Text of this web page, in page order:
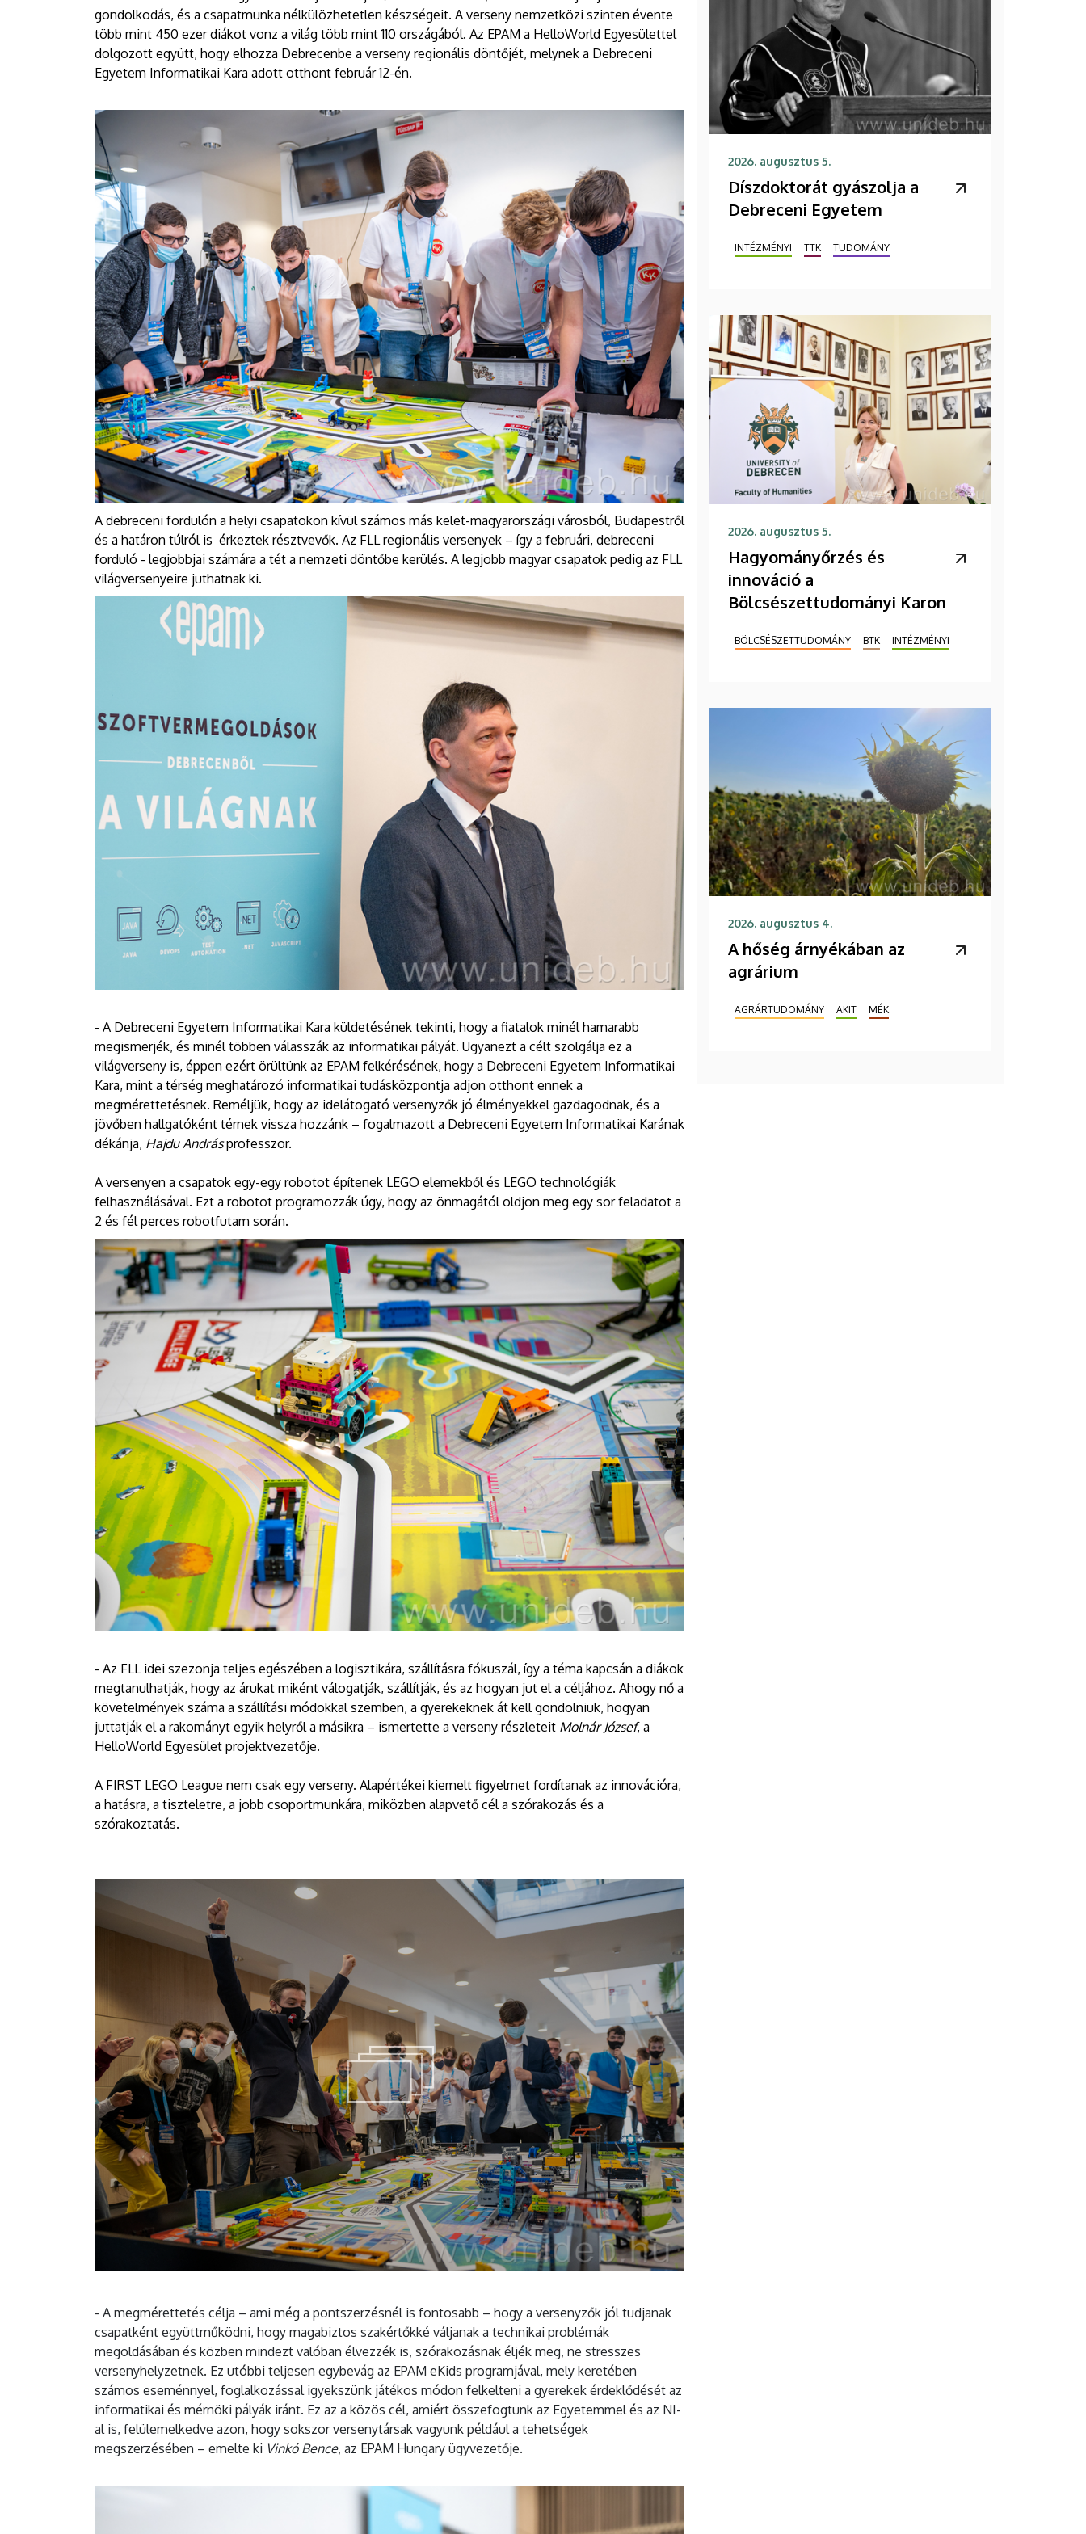
gondolkodás, és a csapatmunka nélkülözhetetlen készségeit. A verseny nemzetközi szinten évente
több mint 450 ezer diákot vonz a világ több mint 110 országából. Az EPAM a HelloWorld Egyesülettel
dolgozott együtt, hogy elhozza Debrecenbe a verseny regionális döntőjét, melynek a Debreceni
Egyetem Informatikai Kara adott otthont február 12-én.
A debreceni fordulón a helyi csapatokon kívül számos más kelet-magyarországi városból, Budapestről
és a határon túlról is érkeztek résztvevők. Az FLL regionális versenyek – így a februári, debreceni
forduló - legjobbjai számára a tét a nemzeti döntőbe kerülés. A legjobb magyar csapatok pedig az FLL
világversenyeire juthatnak ki.
- A Debreceni Egyetem Informatikai Kara küldetésének tekinti, hogy a fiatalok minél hamarabb
megismerjék, és minél többen válasszák az informatikai pályát. Ugyanezt a célt szolgálja ez a
világverseny is, éppen ezért örültünk az EPAM felkérésének, hogy a Debreceni Egyetem Informatikai
Kara, mint a térség meghatározó informatikai tudásközpontja adjon otthont ennek a
megmérettetésnek. Reméljük, hogy az idelátogató versenyzők jó élményekkel gazdagodnak, és a
jövőben hallgatóként térnek vissza hozzánk – fogalmazott a Debreceni Egyetem Informatikai Karának
dékánja, Hajdu Andrásprofesszor.
A versenyen a csapatok egy-egy robotot építenek LEGO elemekből és LEGO technológiák
felhasználásával. Ezt a robotot programozzák úgy, hogy az önmagától oldjon meg egy sor feladatot a
2 és fél perces robotfutam során.
- Az FLL idei szezonja teljes egészében a logisztikára, szállításra fókuszál, így a téma kapcsán a diákok
megtanulhatják, hogy az árukat miként válogatják, szállítják, és az hogyan jut el a céljához. Ahogy nő a
követelmények száma a szállítási módokkal szemben, a gyerekeknek át kell gondolniuk, hogyan
juttatják el a rakományt egyik helyről a másikra – ismertette a verseny részleteit Molnár József, a
HelloWorld Egyesület projektvezetője.
A FIRST LEGO League nem csak egy verseny. Alapértékei kiemelt figyelmet fordítanak az innovációra,
a hatásra, a tiszteletre, a jobb csoportmunkára, miközben alapvető cél a szórakozás és a
szórakoztatás.
- A megmérettetés célja – ami még a pontszerzésnél is fontosabb – hogy a versenyzők jól tudjanak
csapatként együttműködni, hogy magabiztos szakértőkké váljanak a technikai problémák
megoldásában és közben mindezt valóban élvezzék is, szórakozásnak éljék meg, ne stresszes
versenyhelyzetnek. Ez utóbbi teljesen egybevág az EPAM eKids programjával, mely keretében
számos eseménnyel, foglalkozással igyekszünk játékos módon felkelteni a gyerekek érdeklődését az
informatikai és mérnöki pályák iránt. Ez az a közös cél, amiért összefogtunk az Egyetemmel és az NI-
al is, felülemelkedve azon, hogy sokszor versenytársak vagyunk például a tehetségek
megszerzésében – emelte ki Vinkó Bence, az EPAM Hungary ügyvezetője.
2026. augusztus 5.
Díszdoktorát gyászolja a
Debreceni Egyetem
INTÉZMÉNYI TTK TUDOMÁNY
2026. augusztus 5.
Hagyományőrzés és
innováció a
Bölcsészettudományi Karon
BÖLCSÉSZETTUDOMÁNY BTK INTÉZMÉNYI
2026. augusztus 4.
A hőség árnyékában az
agrárium
AGRÁRTUDOMÁNY AKIT MÉK